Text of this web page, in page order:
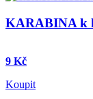
KARABINA k
9 Kč
Koupit